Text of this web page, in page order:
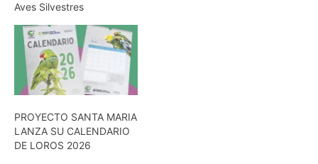
Aves Silvestres
PROYECTO SANTA MARIA
LANZA SU CALENDARIO
DE LOROS 2026